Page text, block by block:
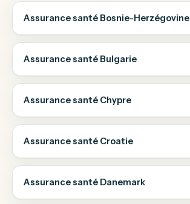
Assurance santé Bosnie-Herzégovine
Assurance santé Bulgarie
Assurance santé Chypre
Assurance santé Croatie
Assurance santé Danemark